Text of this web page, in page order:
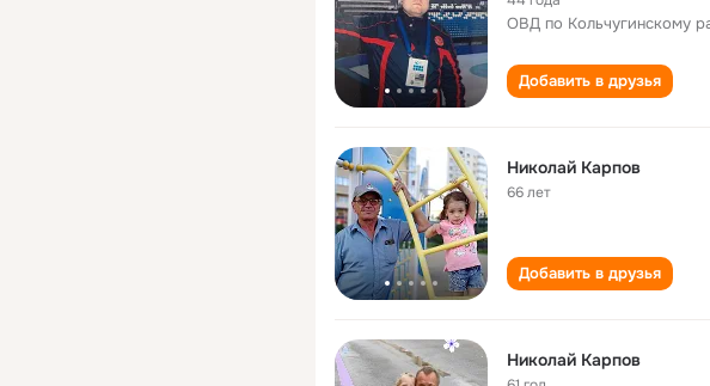
ОВД по Кольчугинскому
Добавить в друзья
Николай Карпов
66 лет
Добавить в друзья
Николай Карпов